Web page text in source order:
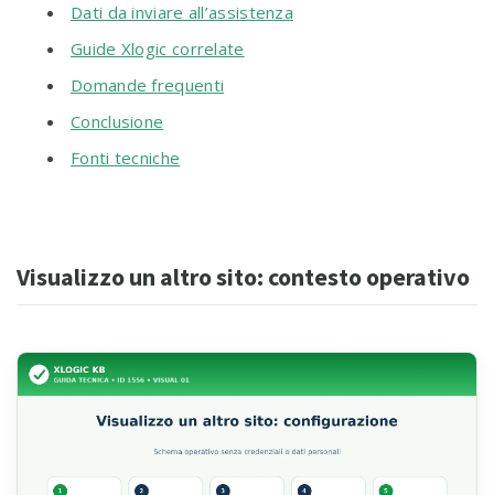
Dati da inviare all’assistenza
Guide Xlogic correlate
Domande frequenti
Conclusione
Fonti tecniche
Visualizzo un altro sito: contesto operativo